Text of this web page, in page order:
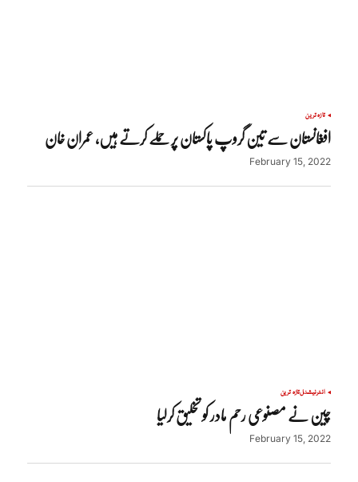
تازہ ترین
افغانستان سے تین گروپ پاکستان پر حملے کرتے ہیں، عمران خان
February 15, 2022
انٹرنیشنلتازہ ترین
چین نے مصنوعی رحم مادر کو تخلیق کرلیا
February 15, 2022